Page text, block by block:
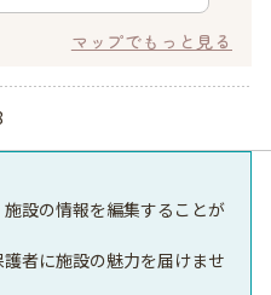
マップでもっと見る
設の情報を編集することが
者に施設の魅力を届けませ